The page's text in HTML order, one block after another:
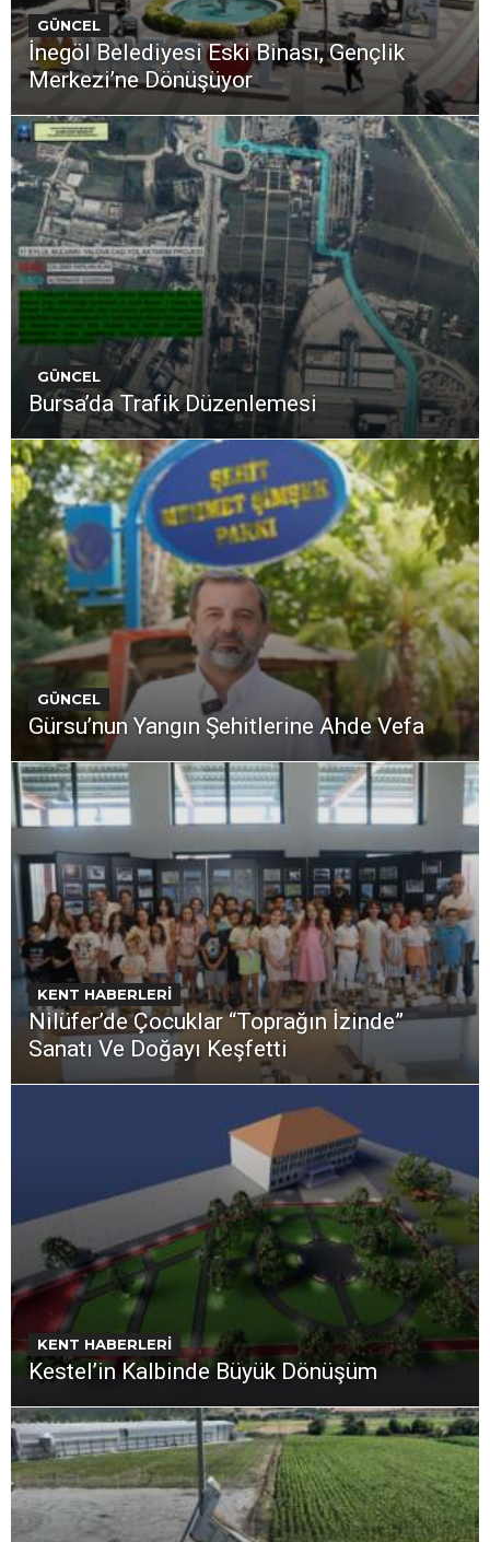
GÜNCEL
İnegöl Belediyesi Eski Binası, Gençlik
Merkezi’ne Dönüşüyor
GÜNCEL
Bursa’da Trafik Düzenlemesi
GÜNCEL
Gürsu’nun Yangın Şehitlerine Ahde Vefa
KENT HABERLERİ
Nilüfer’de Çocuklar “Toprağın İzinde”
Sanatı Ve Doğayı Keşfetti
KENT HABERLERİ
Kestel’in Kalbinde Büyük Dönüşüm